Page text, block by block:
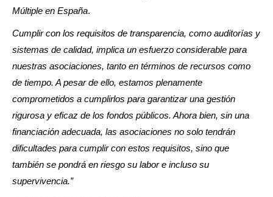
Múltiple en España.
Cumplir con los requisitos de transparencia, como auditorías y
sistemas de calidad, implica un esfuerzo considerable para
nuestras asociaciones, tanto en términos de recursos como
de tiempo. A pesar de ello, estamos plenamente
comprometidos a cumplirlos para garantizar una gestión
rigurosa y eficaz de los fondos públicos. Ahora bien, sin una
financiación adecuada, las asociaciones no solo tendrán
dificultades para cumplir con estos requisitos, sino que
también se pondrá en riesgo su labor e incluso su
supervivencia.”